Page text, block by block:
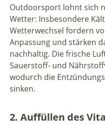
Outdoorsport lohnt sich
Wetter: Insbesondere
Wetterwechsel fordern
Anpassung und stärken
nachhaltig. Die frische
Sauerstoff- und
wodurch die
sinken.
2. Auffüllen des